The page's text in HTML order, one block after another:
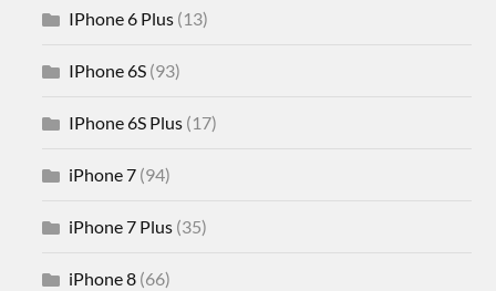
IPhone 6 Plus (13)
IPhone 6S (93)
IPhone 6S Plus (17)
iPhone 7 (94)
iPhone 7 Plus (35)
iPhone 8 (66)